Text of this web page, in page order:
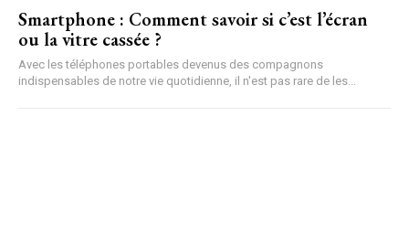
Smartphone : Comment savoir si c’est l’écran
ou la vitre cassée ?
Avec les téléphones portables devenus des compagnons
indispensables de notre vie quotidienne, il n'est pas rare de les...